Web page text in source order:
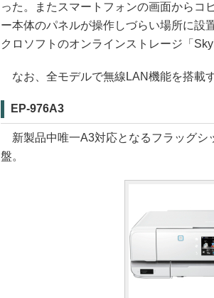
った。またスマートフォンの画面からコ
ー本体のパネルが操作しづらい場所に設
クロソフトのオンラインストレージ「
なお、全モデルで無線LAN機能を搭載す
EP-976A3
新製品中唯一A3対応となるフラッグシ
盤。